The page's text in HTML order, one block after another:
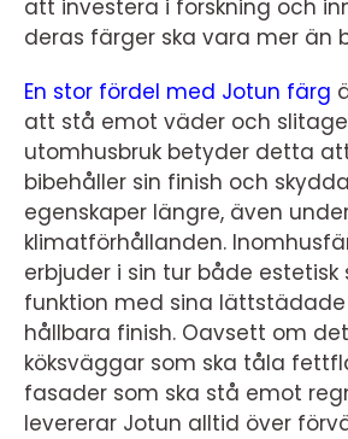
att investera i forskning och
deras färger ska vara mer än
En stor fördel med Jotun färg
att stå emot väder och
utomhusbruk betyder detta
bibehåller sin finish och
egenskaper längre, även
klimatförhållanden.
erbjuder i sin tur både estetisk
funktion med sina
hållbara finish. Oavsett om
köksväggar som ska tåla
fasader som ska stå emot
levererar Jotun alltid över